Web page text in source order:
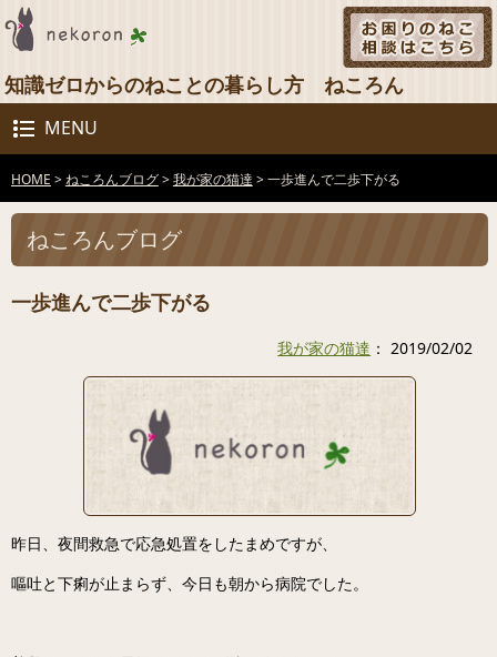
知識ゼロからのねことの暮らし方 ねころん
MENU
HOME >ねころんブログ>我が家の猫達 >一歩進んで二歩下がる
ねころんブログ
一歩進んで二歩下がる
我が家の猫達 ： 2019/02/02
昨日、夜間救急で応急処置をしたまめですが、
嘔吐と下痢が止まらず、今日も朝から病院でした。